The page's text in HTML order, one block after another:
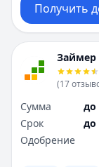
Получить
Займер
(17
Сумма
до
Срок
до
Одобрение